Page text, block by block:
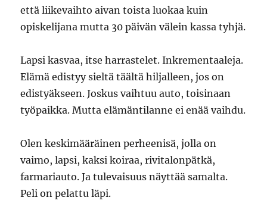
että liikevaihto aivan toista luokaa kuin
opiskelijana mutta 30 päivän välein kassa tyhjä.
Lapsi kasvaa, itse harrastelet. Inkrementaaleja.
Elämä edistyy sieltä täältä hiljalleen, jos on
edistyäkseen. Joskus vaihtuu auto, toisinaan
työpaikka. Mutta elämäntilanne ei enää vaihdu.
Olen keskimääräinen perheenisä, jolla on
vaimo, lapsi, kaksi koiraa, rivitalonpätkä,
farmariauto. Ja tulevaisuus näyttää samalta.
Peli on pelattu läpi.